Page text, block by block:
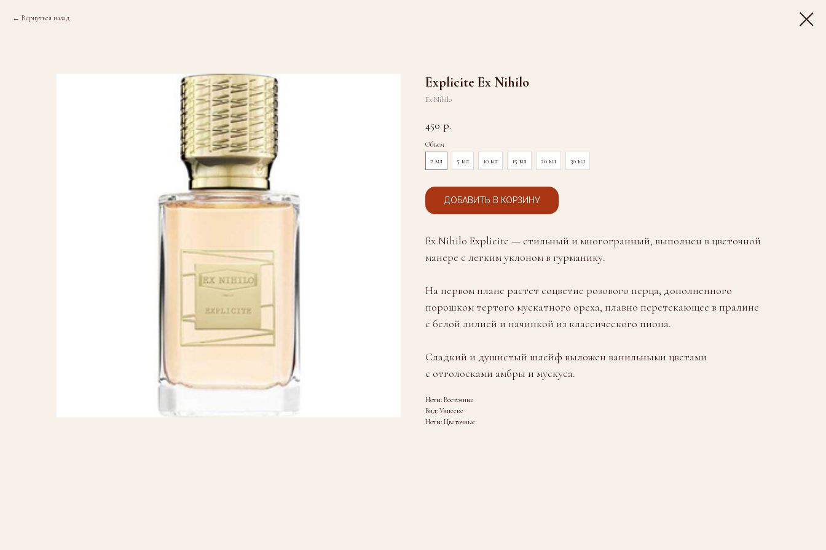
Вернуться назад
Explicite Ex Nihilo
Ex Nihilo
450 р.
Объем
2 мл
5 мл 10 мл 15 мл 20 мл 30 мл
ДОБАВИТЬ В КОРЗИНУ
Ex Nihilo Explicite — стильный и многогранный, выполнен в цветочной
манере с легким уклоном в гурманику.
На первом плане растет соцветие розового перца, дополненного
порошком тертого мускатного ореха, плавно перетекающее в пралине
с белой лилией и начинкой из классического пиона.
Сладкий и душистый шлейф выложен ванильными цветами
с отголосками амбры и мускуса.
Ноты: Восточные
Вид: Унисекс
Ноты: Цветочные